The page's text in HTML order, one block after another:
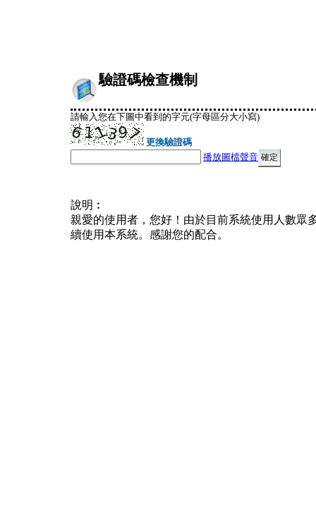
驗證碼檢查機制
請輸入您在下圖中看到的字元(字母區分大小寫)
更換驗證碼
播放圖檔聲音
說明︰
親愛的使用者，您好！由於目前系統使用人數眾
續使用本系統。感謝您的配合。